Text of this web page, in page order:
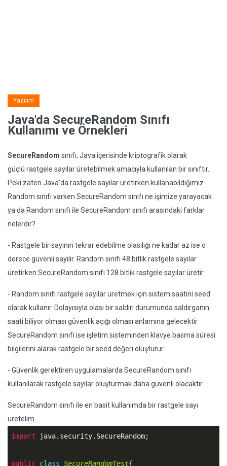
Yazılım
Java'da SecureRandom Sınıfı
Kullanımı ve Örnekleri
SecureRandom sınıfı, Java içerisinde kriptografik olarak
güçlü rastgele sayılar üretebilmek amacıyla kullanılan bir sınıftır.
Peki zaten Java'da rastgele sayılar üretirken kullanabildiğimiz
Random sınıfı varken SecureRandom sınıfı ne işimize yarayacak
ya da Random sınıfı ile SecureRandom sınıfı arasındaki farklar
nelerdir?
- Rastgele bir sayının tekrar edebilme olasılığı ne kadar az ise o
derece güvenli sayılır. Random sınıfı 48 bitlik rastgele sayılar
üretirken SecureRandom sınıfı 128 bitlik rastgele sayılar üretir.
- Random sınıfı rastgele sayılar üretmek için sistem saatini seed
olarak kullanır. Dolayısıyla olası bir saldırı durumunda saldırganın
saati biliyor olması güvenlik açığı olması anlamına gelecektir.
SecureRandom sınıfı ise işletim sisteminden klavye basma süresi
bilgilerini alarak rastgele bir seed değeri oluşturur.
- Güvenlik gerektiren uygulamalarda SecureRandom sınıfı
kullanılarak rastgele sayılar oluşturmak daha güvenli olacaktır.
SecureRandom sınıfı ile en basit kullanımda bir rastgele sayı
üretelim.
import java.security.SecureRandom;
public class SecureRandomTest{